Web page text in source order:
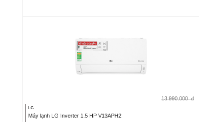
13.990.000 đ
LG
Máy lạnh LG Inverter 1.5 HP V13APH2